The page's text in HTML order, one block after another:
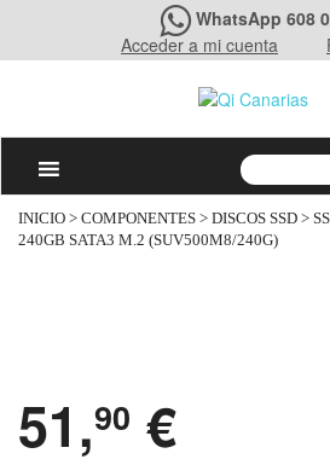
WhatsApp 608
Acceder a mi cuenta
INICIO > COMPONENTES > DISCOS SSD >
240GB SATA3 M.2 (SUV500M8/240G)
51,90 €